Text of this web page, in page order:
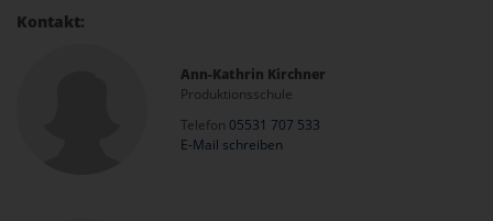
Kontakt:
Ann-Kathrin Kirchner
Produktionsschule
Telefon 05531 707 533
E-Mail schreiben